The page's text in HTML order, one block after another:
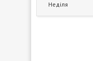
Неділя